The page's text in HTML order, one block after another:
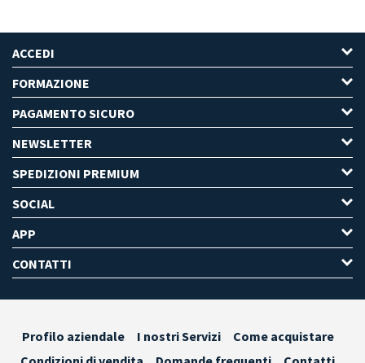
ACCEDI
FORMAZIONE
PAGAMENTO SICURO
NEWSLETTER
SPEDIZIONI PREMIUM
SOCIAL
APP
CONTATTI
Profilo aziendale I nostri Servizi
Come acquistare